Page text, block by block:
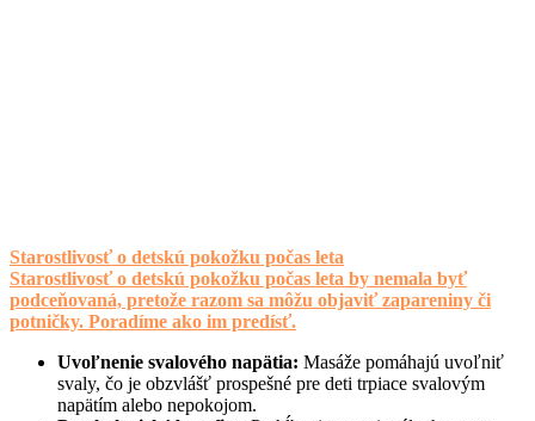
Starostlivosť o detskú pokožku počas leta
Starostlivosť o detskú pokožku počas leta by nemala byť
podceňovaná, pretože razom sa môžu objaviť zapareniny či
potničky. Poradíme ako im predísť.
Uvoľnenie svalového napätia: Masáže pomáhajú uvoľniť
svaly, čo je obzvlášť prospešné pre deti trpiace svalovým
napätím alebo nepokojom.